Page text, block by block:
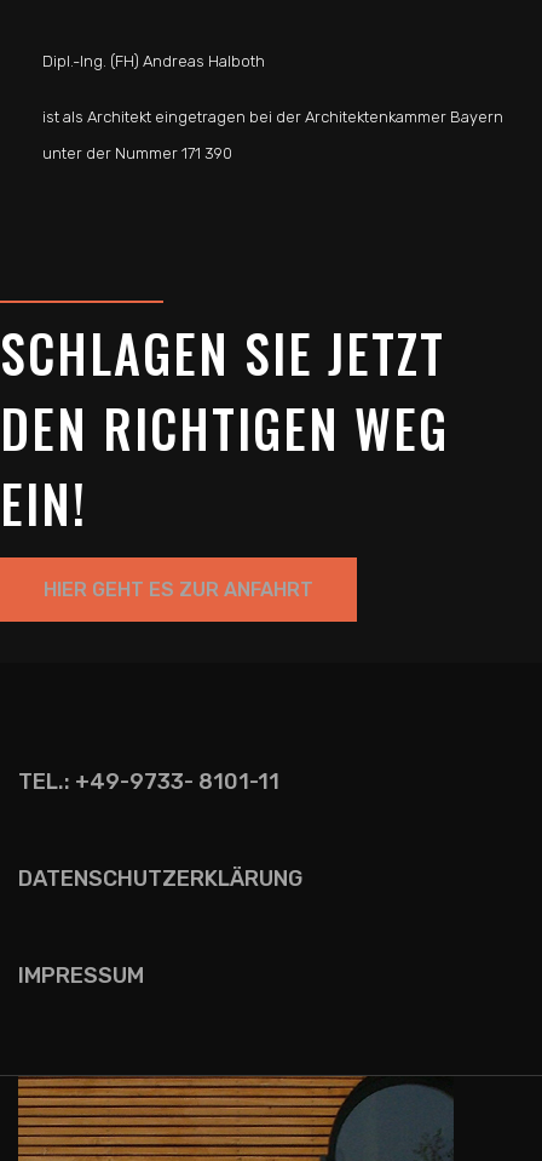
Dipl.-Ing. (FH) Andreas Halboth
ist als Architekt eingetragen bei der Architektenkammer Bayern
unter der Nummer 171 390
SCHLAGEN SIE JETZT
DEN RICHTIGEN WEG
EIN!
HIER GEHT ES ZUR ANFAHRT
TEL.: +49-9733- 8101-11
DATENSCHUTZERKLÄRUNG
IMPRESSUM